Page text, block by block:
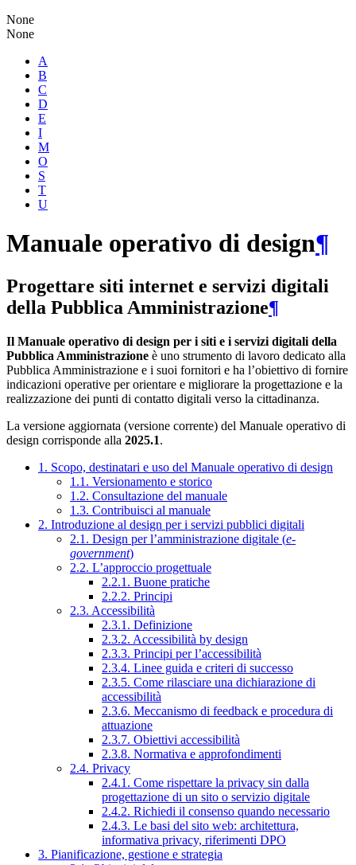
None
None
A
B
C
D
E
I
M
O
S
T
U
Manuale operativo di design¶
Progettare siti internet e servizi digitali
della Pubblica Amministrazione¶
Il Manuale operativo di design per i siti e i servizi digitali della
Pubblica Amministrazione è uno strumento di lavoro dedicato alla
Pubblica Amministrazione e i suoi fornitori e ha l’obiettivo di fornire
indicazioni operative per orientare e migliorare la progettazione e la
realizzazione dei punti di contatto digitali verso la cittadinanza.
La versione aggiornata (versione corrente) del Manuale operativo di
design corrisponde alla 2025.1.
1. Scopo, destinatari e uso del Manuale operativo di design
1.1. Versionamento e storico
1.2. Consultazione del manuale
1.3. Contribuisci al manuale
2. Introduzione al design per i servizi pubblici digitali
2.1. Design per l’amministrazione digitale (e-
government)
2.2. L’approccio progettuale
2.2.1. Buone pratiche
2.2.2. Principi
2.3. Accessibilità
2.3.1. Definizione
2.3.2. Accessibilità by design
2.3.3. Principi per l’accessibilità
2.3.4. Linee guida e criteri di successo
2.3.5. Come rilasciare una dichiarazione di
accessibilità
2.3.6. Meccanismo di feedback e procedura di
attuazione
2.3.7. Obiettivi accessibilità
2.3.8. Normativa e approfondimenti
2.4. Privacy
2.4.1. Come rispettare la privacy sin dalla
progettazione di un sito o servizio digitale
2.4.2. Richiedi il consenso quando necessario
2.4.3. Le basi del sito web: architettura,
informativa privacy, riferimenti DPO
3. Pianificazione, gestione e strategia